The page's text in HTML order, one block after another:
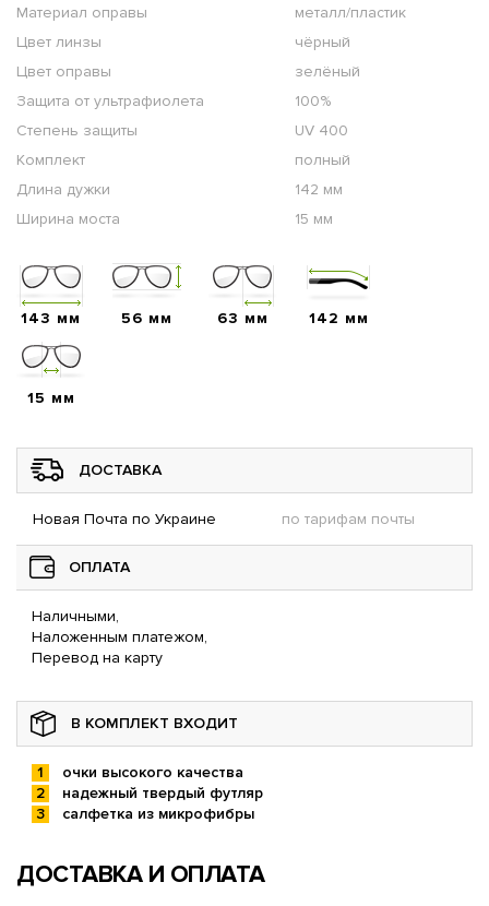
Материал оправы
металл/пластик
Цвет линзы
чёрный
Цвет оправы
зелёный
Защита от ультрафиолета
100%
Степень защиты
UV 400
Комплект
полный
Длина дужки
142 мм
Ширина моста
15 мм
143 мм 56 мм 63 мм 142 мм
15 мм
ДОСТАВКА
Новая Почта по Украине по тарифам почты
ОПЛАТА
Наличными,
Наложенным платежом,
Перевод на карту
В КОМПЛЕКТ ВХОДИТ
очки высокого качества
надежный твердый футляр
салфетка из микрофибры
ДОСТАВКА И ОПЛАТА